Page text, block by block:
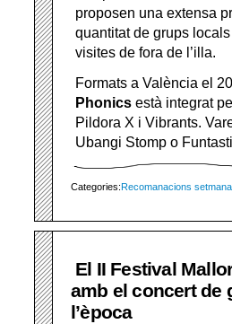
proposen una extensa
quantitat de grups
visites de fora de l’illa.
Formats a València el
Phonics està integrat
Pildora X i Vibrants.
Ubangi Stomp o
Categories:Recomanacions
El II Festival
amb el concert de
l’època